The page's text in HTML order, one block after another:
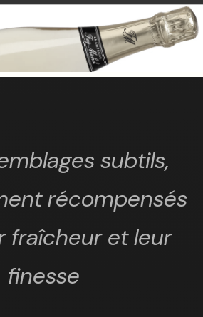
subtils,
récompensés
fraîcheur et leur
finesse